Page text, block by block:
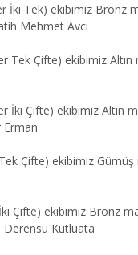
İki Tek) ekibimiz Bronz
Mehmet Avcı
Tek Çifte) ekibimiz Altın
İki Çifte) ekibimiz Altın
Erman
Tek Çifte) ekibimiz
İki Çifte) ekibimiz Bronz
Derensu Kutluata